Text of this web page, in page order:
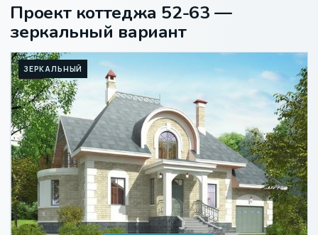
Проект коттеджа 52-63 —
зеркальный вариант
3D
ЗЕРКАЛЬНЫЙ